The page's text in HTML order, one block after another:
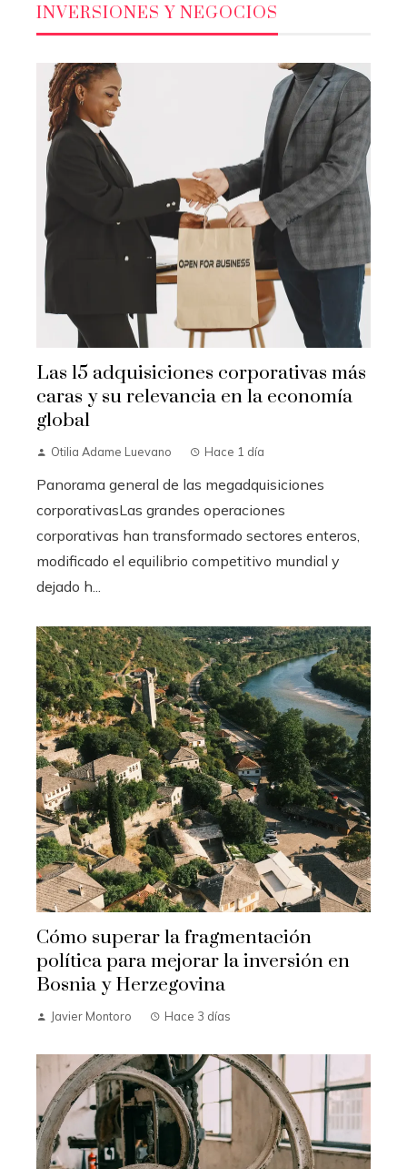
INVERSIONES Y NEGOCIOS
Las 15 adquisiciones corporativas más
caras y su relevancia en la economía
global
Otilia Adame Luevano Hace 1 día
Panorama general de las megadquisiciones
corporativasLas grandes operaciones
corporativas han transformado sectores enteros,
modificado el equilibrio competitivo mundial y
dejado h...
Cómo superar la fragmentación
política para mejorar la inversión en
Bosnia y Herzegovina
Javier Montoro Hace 3 días